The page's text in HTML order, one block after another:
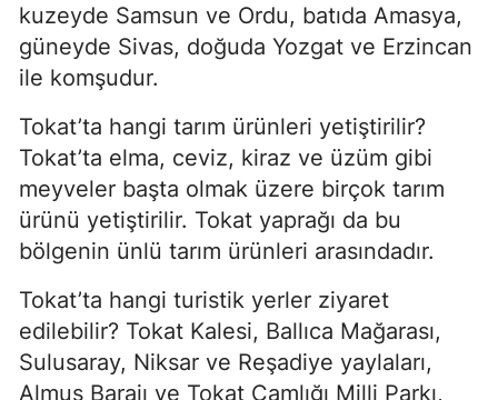
kuzeyde Samsun ve Ordu, batıda Amasya,
güneyde Sivas, doğuda Yozgat ve Erzincan
ile komşudur.
Tokat’ta hangi tarım ürünleri yetiştirilir?
Tokat’ta elma, ceviz, kiraz ve üzüm gibi
meyveler başta olmak üzere birçok tarım
ürünü yetiştirilir. Tokat yaprağı da bu
bölgenin ünlü tarım ürünleri arasındadır.
Tokat’ta hangi turistik yerler ziyaret
edilebilir? Tokat Kalesi, Ballıca Mağarası,
Sulusaray, Niksar ve Reşadiye yaylaları,
Almus Barajı ve Tokat Çamlığı Milli Parkı,